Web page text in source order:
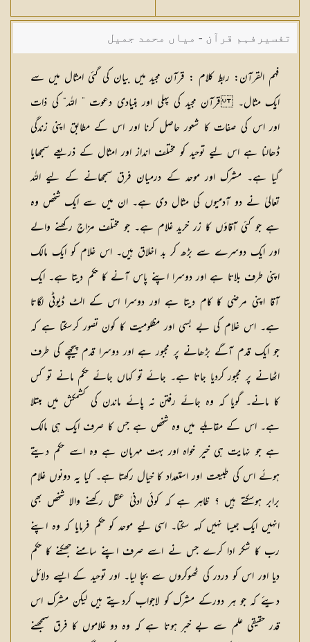
تفسیرفہم قرآن - میاں محمد جمیل
فہم القرآن: ربط کلام : قرآن مجید میں بیان کی گئی امثال میں سے
ایک مثال۔ قرآن مجید کی پہلی اور بنیادی دعوت ” اللہ“ کی ذات
اور اس کی صفات کا شعور حاصل کرنا اور اس کے مطابق اپنی زندگی
ڈھالنا ہے اس لیے توحید کو مختلف انداز اور امثال کے ذریعے سمجھایا
گیا ہے۔ مشرک اور موحد کے درمیان فرق سمجھانے کے لیے اللہ
تعالیٰ نے دو آدمیوں کی مثال دی ہے۔ ان میں سے ایک شخص وہ
ہے جو کئی آقاؤں کا زر خرید غلام ہے۔ جو مختلف مزاج رکھنے والے
اور ایک دوسرے سے بڑھ کر بد اخلاق ہیں۔ اس غلام کو ایک مالک
اپنی طرف بلاتا ہے اور دوسرا اپنے پاس آنے کا حکم دیتا ہے۔ ایک
آقا اپنی مرضی کا کام دیتا ہے اور دوسرا اس کے الٹ ڈیوٹی لگاتا
ہے۔ اس غلام کی بے بسی اور مظلومیت کا کون تصور کرسکتا ہے کہ
جو ایک قدم آگے بڑھانے پر مجبور ہے اور دوسرا قدم پیچھے کی طرف
اٹھانے پر مجبور کردیا جاتا ہے۔ جائے تو کہاں جائے حکم مانے تو کس
کا مانے۔ گویا کہ وہ جائے رفتن نہ پائے ماندن کی کشمکش میں مبتلا
ہے۔ اس کے مقابلے میں وہ شخص ہے جس کا صرف ایک ہی مالک
ہے جو نہایت ہی خیر خواہ اور بہت مہربان ہے وہ اسے حکم دیتے
ہوئے اس کی طبیعت اور استعداد کا خیال رکھتا ہے۔ کیا یہ دونوں غلام
برابر ہوسکتے ہیں ؟ ظاہر ہے کہ کوئی ادنیٰ عقل رکھنے والا شخص بھی
انہیں ایک جیسا نہیں کہہ سکتا۔ اسی لیے موحد کو حکم فرمایا کہ وہ اپنے
رب کا شکر ادا کرے جس نے اسے صرف اپنے سامنے جھکنے کا حکم
دیا اور اس کو دردر کی ٹھوکروں سے بچا لیا۔ اور توحید کے ایسے دلائل
دیئے کہ جو ہر دورکے مشرک کو لاجواب کردیتے ہیں لیکن مشرک اس
قدر حقیقی علم سے بے خبر ہوتا ہے کہ وہ دو غلاموں کا فرق سمجھنے